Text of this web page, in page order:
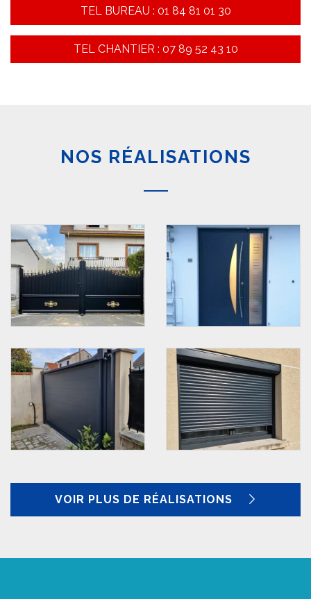
TEL BUREAU : 01 84 81 01 30
TEL CHANTIER : 07 89 52 43 10
NOS RÉALISATIONS
VOIR PLUS DE RÉALISATIONS